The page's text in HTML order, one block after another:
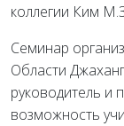
коллегии Ким
Семинар
Области
руководитель и
возможность